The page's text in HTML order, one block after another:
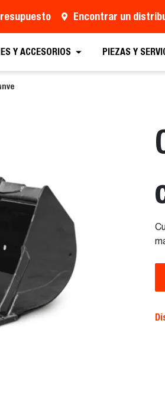
Encontrar un
Y ACCESORIOS PIEZAS Y
Presupuesto Localizar un